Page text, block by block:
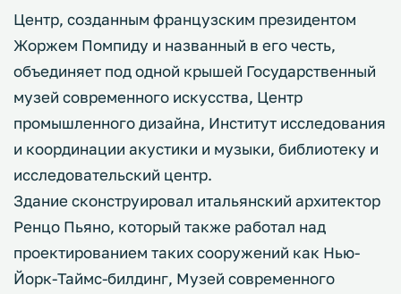
Центр, созданным французским президентом
Жоржем Помпиду и названный в его честь,
объединяет под одной крышей Государственный
музей современного искусства, Центр
промышленного дизайна, Институт исследования
и координации акустики и музыки, библиотеку и
исследовательский центр.
Здание сконструировал итальянский архитектор
Ренцо Пьяно, который также работал над
проектированием таких сооружений как Нью-
Йорк-Таймс-билдинг, Музей современного